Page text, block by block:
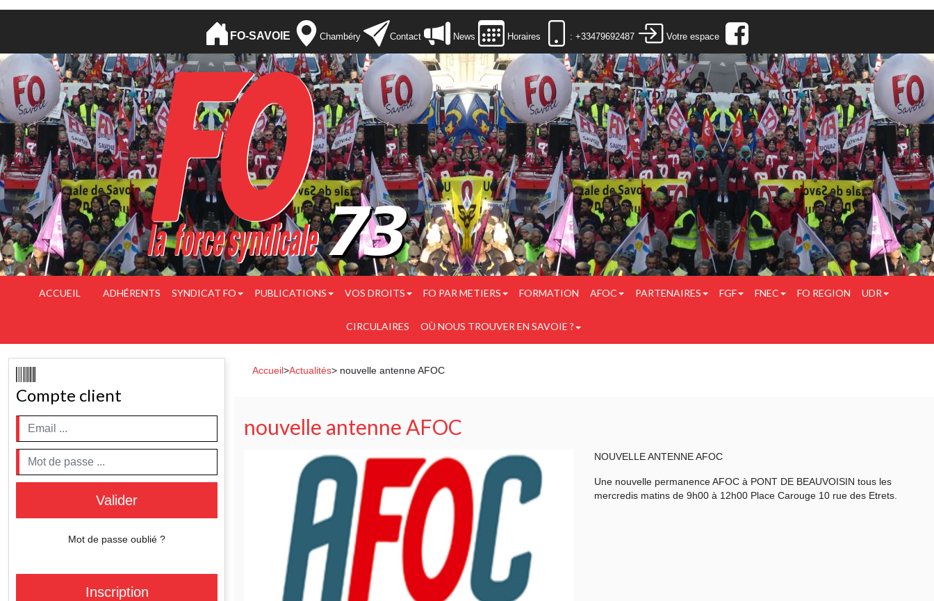
FO-SAVOIE Chambéry Contact News Horaires : +33479692487 Votre espace
ACCUEIL ADHÉRENTS SYNDICAT FO PUBLICATIONS VOS DROITS FO PAR METIERS FORMATION AFOC PARTENAIRES FGF FNEC FO REGION UDR
CIRCULAIRES OÙ NOUS TROUVER EN SAVOIE ?
Accueil>Actualités> nouvelle antenne AFOC
nouvelle antenne AFOC
NOUVELLE ANTENNE AFOC
Une nouvelle permanence AFOC à PONT DE BEAUVOISIN tous les
mercredis matins de 9h00 à 12h00 Place Carouge 10 rue des Etrets.
Compte client
Valider
Mot de passe oublié ?
Inscription